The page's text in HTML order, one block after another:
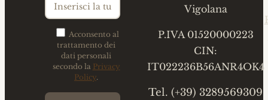
Acconsento al
trattamento dei
dati personali
secondo la Privacy
Policy.
Vigolana
P.IVA 01520000223
CIN:
IT022236B56ANR4OK4
Tel. (+39) 3289569309